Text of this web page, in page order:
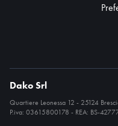
Dako Srl
Quartiere Leonessa 12 - 25124
P.iva: 03615800178 - REA: BS-